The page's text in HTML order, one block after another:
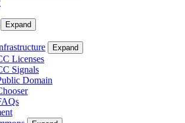
Expand
Expand
Licenses
Signals
Domain